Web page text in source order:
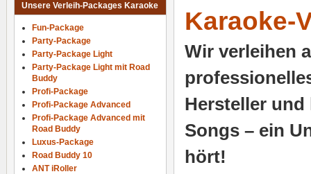
Karaoke-
Wir verleihen
Hersteller und
Songs – ein
hört!
Unsere Verleih-Packages Karaoke
Fun-Package
Party-Package
Party-Package Light
Party-Package Light mit Road
Buddy
Profi-Package
Profi-Package Advanced
Profi-Package Advanced mit
Road Buddy
Luxus-Package
Road Buddy 10
ANT iRoller